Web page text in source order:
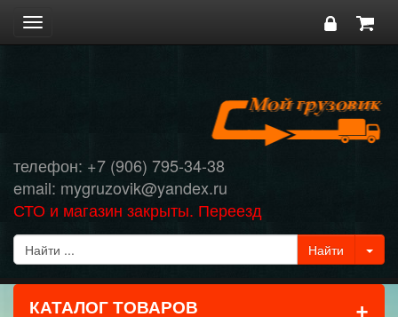
Toggle
navigation
телефон: +7 (906) 795-34-38
email: mygruzovik@yandex.ru
СТО и магазин закрыты. Переезд
КАТАЛОГ ТОВАРОВ +